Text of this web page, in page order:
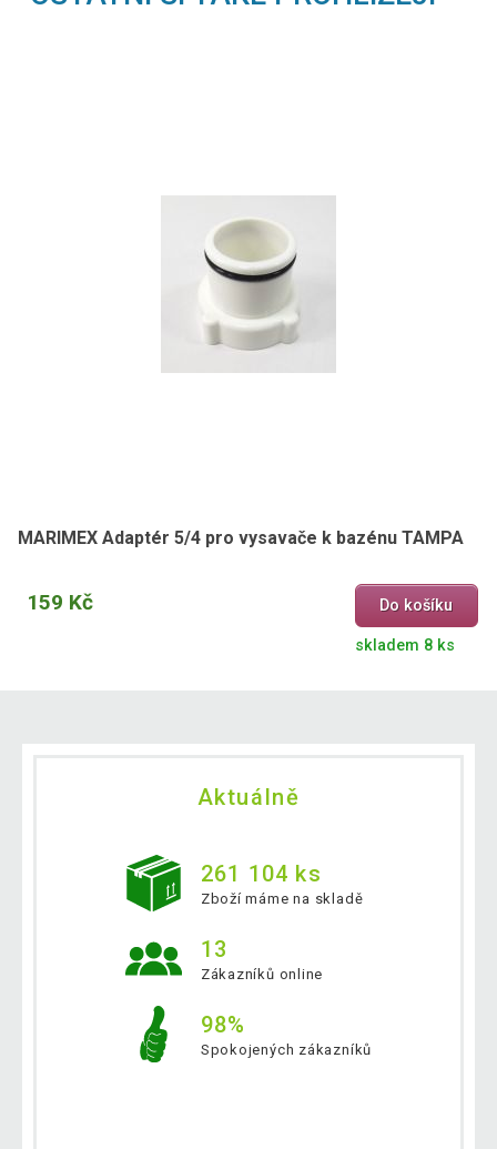
MARIMEX Adaptér 5/4 pro vysavače k bazénu TAMPA
159 Kč Do košíku
skladem 8 ks
Aktuálně
261 104 ks
Zboží máme na skladě
13
Zákazníků online
98%
Spokojených zákazníků